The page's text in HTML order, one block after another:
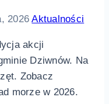
2026 Aktualności
akcji
Dziwnów. Na
Zobacz
morze w 2026.